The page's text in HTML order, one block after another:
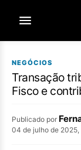
NEGÓCIOS
Transação
Fisco e
Publicado por
04 de julho de 2025,